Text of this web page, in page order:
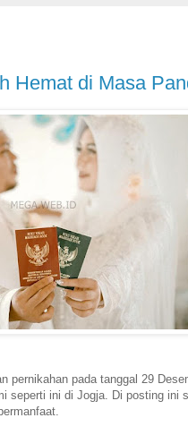
Hemat di Masa
pernikahan pada tanggal 29
seperti ini di Jogja. Di posting ini